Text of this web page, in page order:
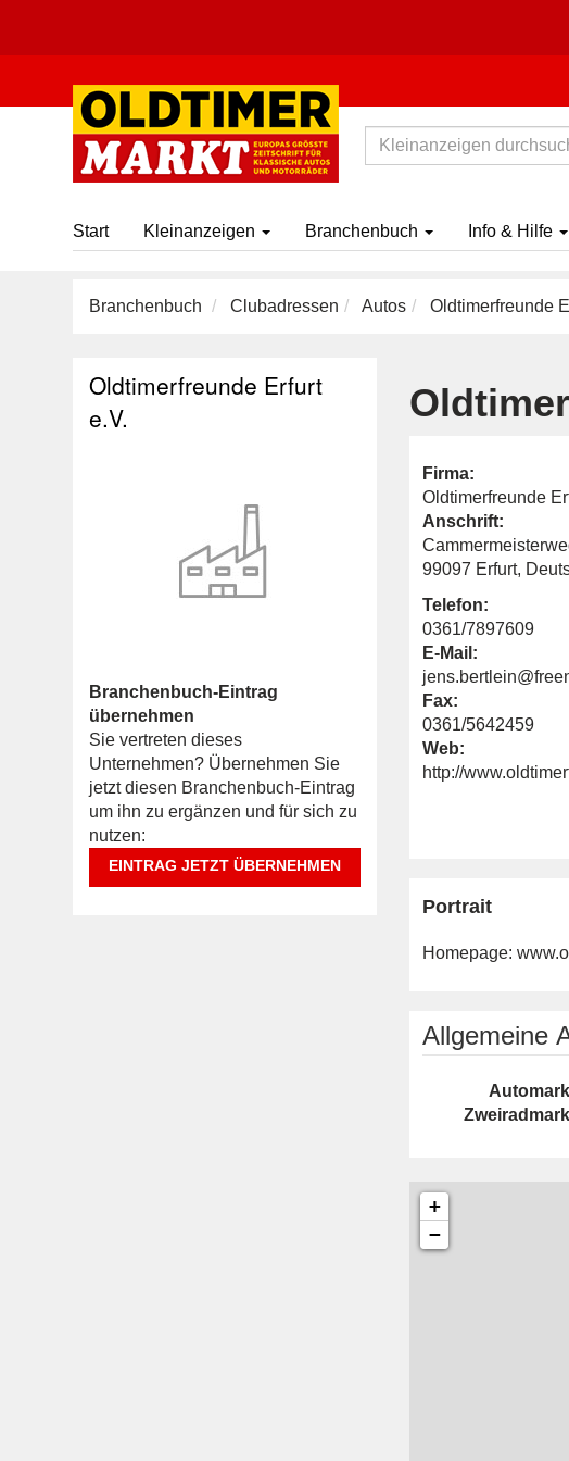
Start Kleinanzeigen Branchenbuch Info & Hilfe
Branchenbuch Clubadressen Autos Oldtimerfreunde
Firma:
Oldtimerfreunde
Anschrift:
99097 Erfurt,
Telefon:
0361/7897609
E-Mail:
Fax:
0361/5642459
Web:
http://
Portrait
Homepage:
Allgemeine
+
−
Oldtimerfreunde Erfurt
e.V.
Branchenbuch-Eintrag
übernehmen
Sie vertreten dieses
Unternehmen? Übernehmen Sie
jetzt diesen Branchenbuch-Eintrag
um ihn zu ergänzen und für sich zu
nutzen:
EINTRAG JETZT ÜBERNEHMEN